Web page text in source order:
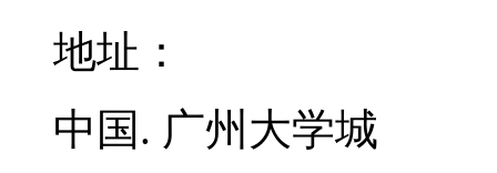
地址：
中国. 广州大学城